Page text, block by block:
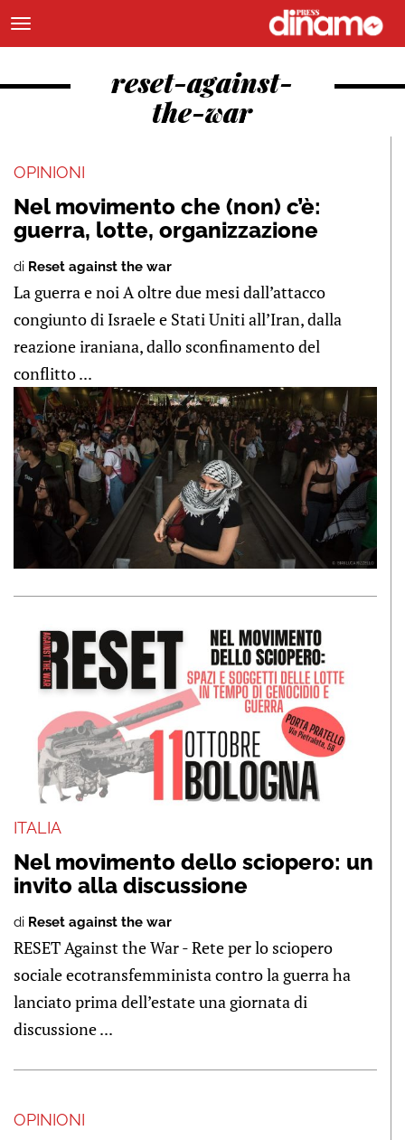
reset-against-
the-war
OPINIONI
Nel movimento che (non) c’è:
guerra, lotte, organizzazione
di Reset against the war
La guerra e noi A oltre due mesi dall’attacco
congiunto di Israele e Stati Uniti all’Iran, dalla
reazione iraniana, dallo sconfinamento del
conflitto ...
ITALIA
Nel movimento dello sciopero: un
invito alla discussione
di Reset against the war
RESET Against the War - Rete per lo sciopero
sociale ecotransfemminista contro la guerra ha
lanciato prima dell’estate una giornata di
discussione ...
OPINIONI